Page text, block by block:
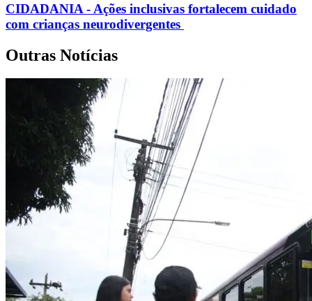
CIDADANIA - Ações inclusivas fortalecem cuidado
com crianças neurodivergentes
Outras Notícias